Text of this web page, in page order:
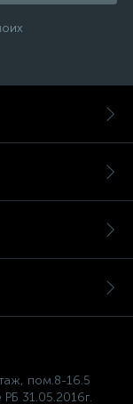
пом.8-16.5
31.05.2016г.